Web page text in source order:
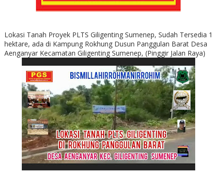
Lokasi Tanah Proyek PLTS Giligenting Sumenep, Sudah Tersedia 1
hektare, ada di Kampung Rokhung Dusun Panggulan Barat Desa
Aenganyar Kecamatan Giligenting Sumenep, (Pinggir Jalan Raya)